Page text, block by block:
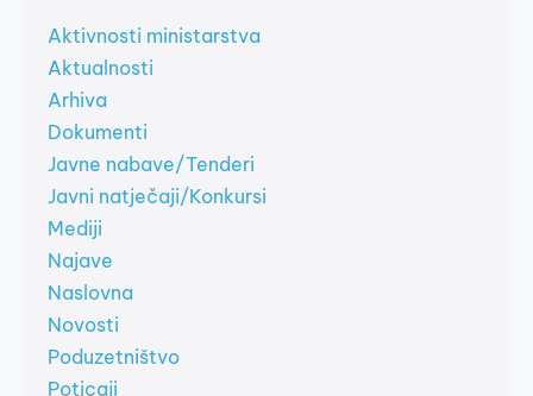
Aktivnosti ministarstva
Aktualnosti
Arhiva
Dokumenti
Javne nabave/Tenderi
Javni natječaji/Konkursi
Mediji
Najave
Naslovna
Novosti
Poduzetništvo
Poticaji